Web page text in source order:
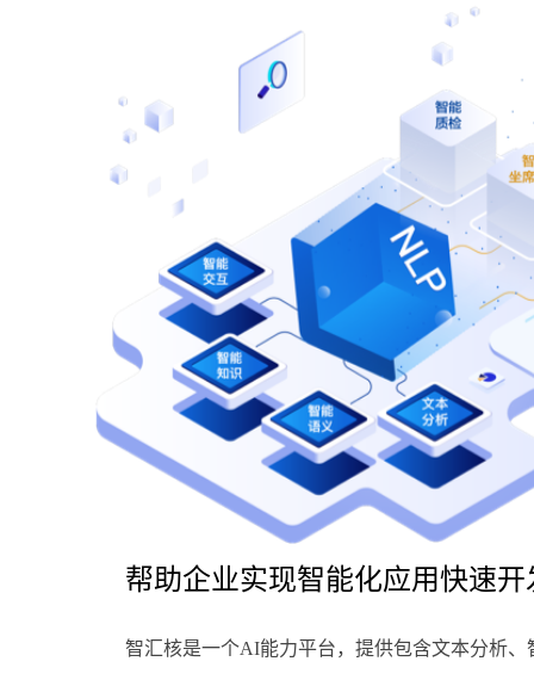
帮助企业实现智能化应用快速
智汇核是一个AI能力平台，提供包含文本分析